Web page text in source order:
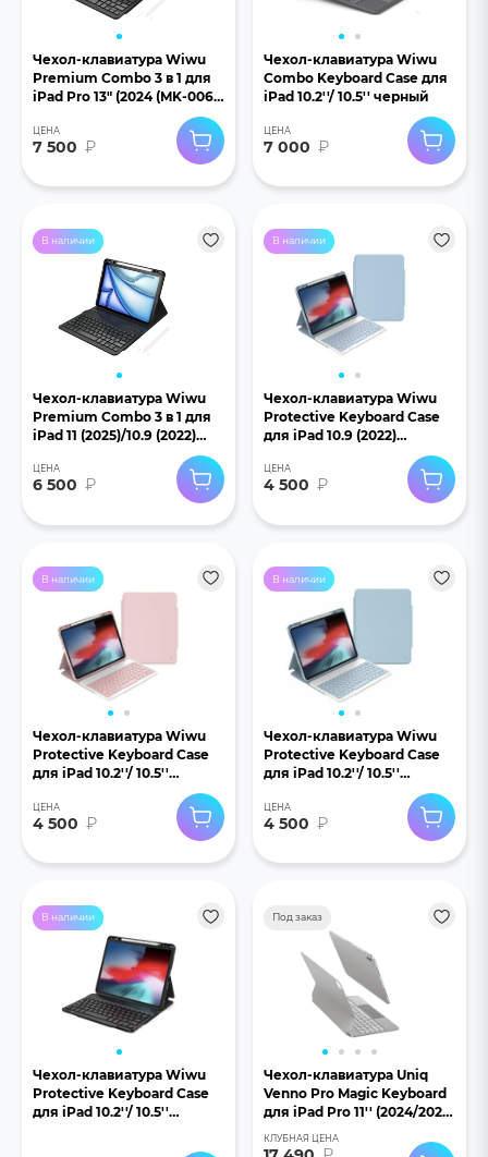
Чехол-клавиатура Wiwu
Premium Combo 3 в 1 для
iPad Pro 13" (2024 (MK-006)
ЦЕНА
7 500 ₽
Чехол-клавиатура Wiwu
Combo Keyboard Case для
iPad 10.2''/ 10.5'' черный
ЦЕНА
7 000 ₽
В наличии
Чехол-клавиатура Wiwu
Premium Combo 3 в 1 для
iPad 11 (2025)/10.9 (2022)
ЦЕНА
6 500 ₽
В наличии
Чехол-клавиатура Wiwu
Protective Keyboard Case
для iPad 10.9 (2022)
ЦЕНА
4 500 ₽
В наличии
Чехол-клавиатура Wiwu
Protective Keyboard Case
для iPad 10.2''/ 10.5''
ЦЕНА
4 500 ₽
В наличии
Чехол-клавиатура Wiwu
Protective Keyboard Case
для iPad 10.2''/ 10.5''
ЦЕНА
4 500 ₽
В наличии
Чехол-клавиатура Wiwu
Protective Keyboard Case
для iPad 10.2''/ 10.5''
Под заказ
Чехол-клавиатура Uniq
Venno Pro Magic Keyboard
для iPad Pro 11'' (2024/2025)
КЛУБНАЯ ЦЕНА